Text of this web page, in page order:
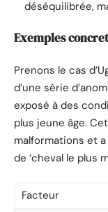
déséquilibrée,
Exemples
Prenons le cas
d’une série
exposé à des
plus jeune âge.
malformations et
de ‘cheval le plus
Facteur